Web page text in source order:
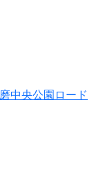
中央公園ロード